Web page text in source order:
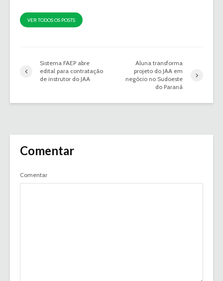
VER TODOS OS POSTS
Sistema FAEP abre
edital para contratação
de instrutor do JAA
Aluna transforma
projeto do JAA em
negócio no Sudoeste
do Paraná
Comentar
Comentar